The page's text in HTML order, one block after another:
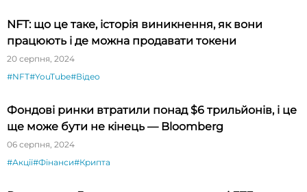
NFT: що це таке, історія виникнення, як вони
працюють і де можна продавати токени
20 серпня, 2024
#NFT#YouTube#Відео
Фондові ринки втратили понад $6 трильйонів, і це
ще може бути не кінець — Bloomberg
06 серпня, 2024
#Акції#Фінанси#Крипта